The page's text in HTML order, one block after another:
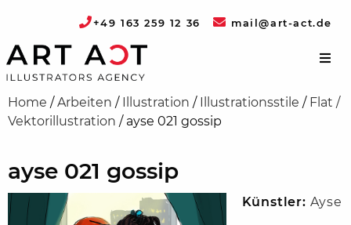
+49 163 259 12 36 mail@art-act.de
Home /Arbeiten / Illustration / Illustrationsstile / Flat /
Vektorillustration / ayse 021 gossip
ayse 021 gossip
Künstler: Ayse